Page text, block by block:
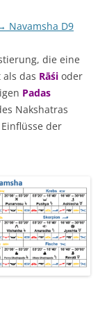
Navamsha D9
die eine
das Rāśi oder
Padas
Nakshatras
der